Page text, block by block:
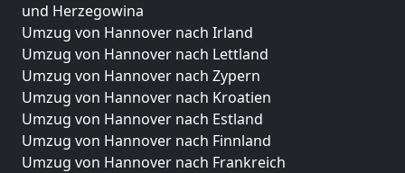
und Herzegowina
Umzug von Hannover nach Irland
Umzug von Hannover nach Lettland
Umzug von Hannover nach Zypern
Umzug von Hannover nach Kroatien
Umzug von Hannover nach Estland
Umzug von Hannover nach Finnland
Umzug von Hannover nach Frankreich